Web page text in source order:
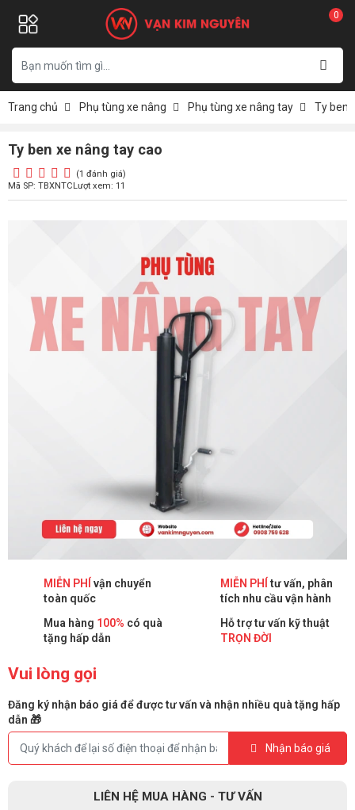
0
Trang chủ Phụ tùng xe nâng Phụ tùng xe nâng tay Ty ben
Ty ben xe nâng tay cao
(1 đánh giá)
Mã SP: TBXNTCLượt xem: 11
MIỄN PHÍ vận chuyển
toàn quốc
MIỄN PHÍ tư vấn, phân
tích nhu cầu vận hành
Mua hàng 100% có quà
tặng hấp dẫn
Hỗ trợ tư vấn kỹ thuật
TRỌN ĐỜI
Vui lòng gọi
Đăng ký nhận báo giá để được tư vấn và nhận nhiều quà tặng hấp
dẫn 🎁
Nhận báo giá
LIÊN HỆ MUA HÀNG - TƯ VẤN